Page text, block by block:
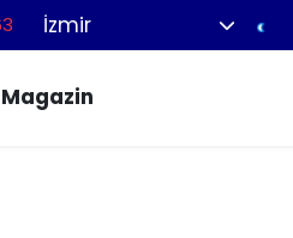
İzmir
Magazin